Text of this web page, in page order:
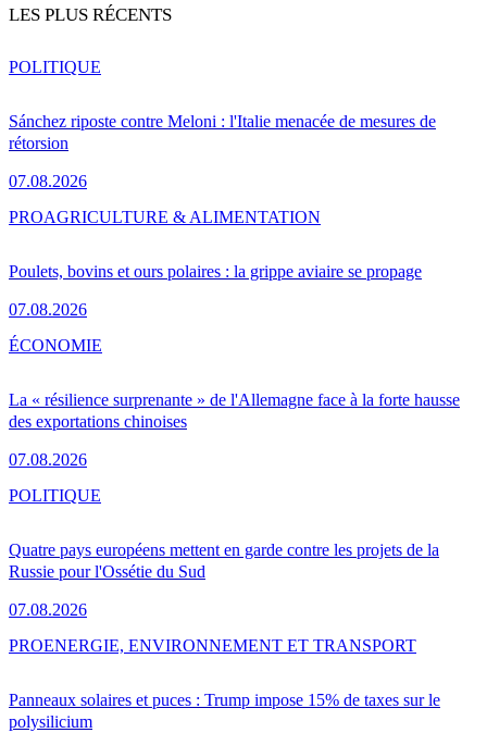
LES PLUS RÉCENTS
Sánchez riposte contre Meloni : l'Italie menacée de mesures de
rétorsion
07.08.2026
POLITIQUE
Poulets, bovins et ours polaires : la grippe aviaire se propage
07.08.2026
PROAGRICULTURE & ALIMENTATION
La « résilience surprenante » de l'Allemagne face à la forte hausse
des exportations chinoises
07.08.2026
ÉCONOMIE
Quatre pays européens mettent en garde contre les projets de la
Russie pour l'Ossétie du Sud
07.08.2026
POLITIQUE
Panneaux solaires et puces : Trump impose 15% de taxes sur le
polysilicium
PROENERGIE, ENVIRONNEMENT ET TRANSPORT